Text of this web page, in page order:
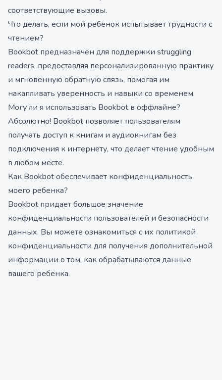
соответствующие вызовы.
Что делать, если мой ребенок испытывает трудности с
чтением?
Bookbot предназначен для поддержки struggling
readers, предоставляя персонализированную практику
и мгновенную обратную связь, помогая им
накапливать уверенность и навыки со временем.
Могу ли я использовать Bookbot в оффлайне?
Абсолютно! Bookbot позволяет пользователям
получать доступ к книгам и аудиокнигам без
подключения к интернету, что делает чтение удобным
в любом месте.
Как Bookbot обеспечивает конфиденциальность
моего ребенка?
Bookbot придает большое значение
конфиденциальности пользователей и безопасности
данных. Вы можете ознакомиться с их политикой
конфиденциальности для получения дополнительной
информации о том, как обрабатываются данные
вашего ребенка.